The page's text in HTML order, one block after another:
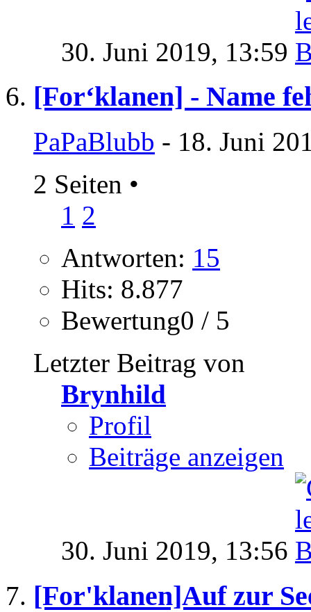
30. Juni 2019, 13:59
[For‘klanen] - Name
PaPaBlubb - 18. Juni
2 Seiten •
1 2
Antworten: 15
Hits: 8.877
Bewertung0 / 5
Letzter Beitrag von
Brynhild
Profil
Beiträge anzeigen
30. Juni 2019, 13:56
[For'klanen]Auf zur